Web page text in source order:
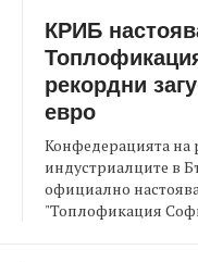
КРИБ
рекордни
евро
Конфедерацията на
индустриалците в
официално
"Топлофикация